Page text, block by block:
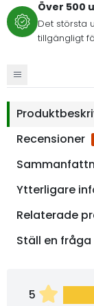
Över 500
Det största
tillgängligt
Recensioner
Ytterligare
Relaterade
Ställ en fråga
5